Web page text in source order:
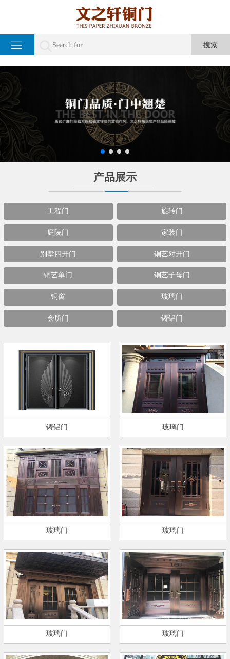
产品展示
工程门 旋转门
庭院门 家装门
别墅四开门 铜艺对开门
铜艺单门 铜艺子母门
铜窗 玻璃门
会所门 铸铝门
铸铝门 玻璃门
玻璃门 玻璃门
玻璃门 玻璃门